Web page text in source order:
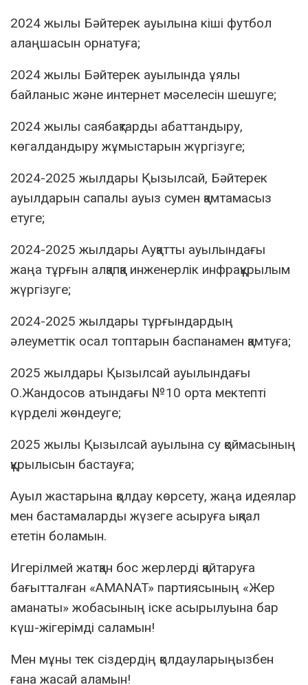
2024 жылы Бәйтерек ауылына кіші футбол
алаңшасын орнатуға;
2024 жылы Бәйтерек ауылында ұялы
байланыс және интернет мәселесін шешуге;
2024 жылы саябақтарды абаттандыру,
көгалдандыру жұмыстарын жүргізуге;
2024-2025 жылдары Қызылсай, Бәйтерек
ауылдарын сапалы ауыз сумен қамтамасыз
етуге;
2024-2025 жылдары Ауқатты ауылындағы
жаңа тұрғын алқапқа инженерлік инфрақұрылым
жүргізуге;
2024-2025 жылдары тұрғындардың
әлеуметтік осал топтарын баспанамен қамтуға;
2025 жылдары Қызылсай ауылындағы
О.Жандосов атындағы №10 орта мектепті
күрделі жөндеуге;
2025 жылы Қызылсай ауылына су қоймасының
құрылысын бастауға;
Ауыл жастарына қолдау көрсету, жаңа идеялар
мен бастамаларды жүзеге асыруға ықпал
ететін боламын.
Игерілмей жатқан бос жерлерді қайтаруға
бағытталған «AMANAT» партиясының «Жер
аманаты» жобасының іске асырылуына бар
күш-жігерімді саламын!
Мен мұны тек сіздердің қолдауларыңызбен
ғана жасай аламын!